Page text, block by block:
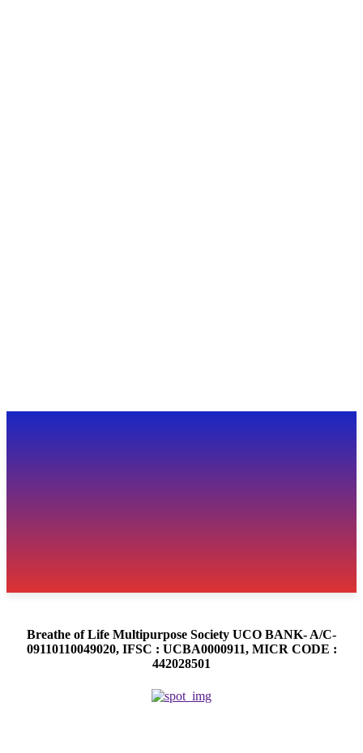
Breathe of Life Multipurpose Society UCO BANK- A/C-
09110110049020, IFSC : UCBA0000911, MICR CODE :
442028501